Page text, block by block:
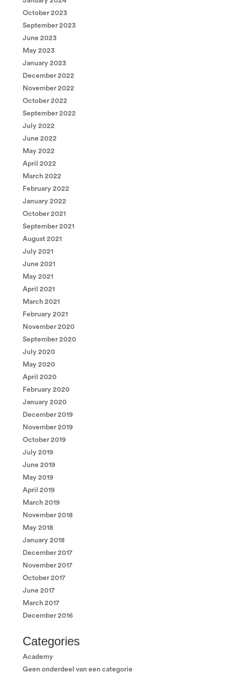
October 2023
September 2023
June 2023
May 2023
January 2023
December 2022
November 2022
October 2022
September 2022
July 2022
June 2022
May 2022
April 2022
March 2022
February 2022
January 2022
October 2021
September 2021
August 2021
July 2021
June 2021
May 2021
April 2021
March 2021
February 2021
November 2020
September 2020
July 2020
May 2020
April 2020
February 2020
January 2020
December 2019
November 2019
October 2019
July 2019
June 2019
May 2019
April 2019
March 2019
November 2018
May 2018
January 2018
December 2017
November 2017
October 2017
June 2017
March 2017
December 2016
Categories
Academy
Geen onderdeel van een categorie